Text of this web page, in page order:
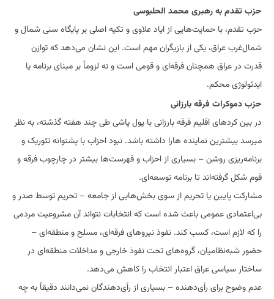
حزب تقدم به رهبری محمد الحلبوسی
حزب تقدم، با حمایت‌هایی از ایاد علاوی و تکیه اصلی بر پایگاه سنی شمال و
شمال‌غرب عراق، یکی از بازیگران مهم است. این نشان می‌دهد که توازن
قدرت در عراق همچنان فرقه‌ای و قومی است و نه لزوماً بر مبنای برنامه یا
ایدئولوژی محکم.
حزب دموکرات فرقه بارزانی
در بین کردهای اقلیم فرقه بارزانی با پول پاشی طی چند هفته گذشته، به نظر
میرسد بیشترین نماینده هارا داشته باشد. نبود احزاب با پشتوانه تئوریک و
برنامه‌ریزی روشن – بسیاری از احزاب و فهرست‌ها بیشتر در چارچوب فرقه و
قوم شکل گرفته‌اند تا برنامه توسعه‌ای.
مشارکت پایین یا تحریم از سوی بخش‌هایی از جامعه – تحریم توسط صدر و
بی‌اعتمادی عمومی باعث شده است که انتخابات نتواند آن مشروعیت مردمی
را که لازم است، کسب کند. نفوذ نیروهای فرقه‌ای، مسلح و منطقه‌ای –
حضور شبه‌نظامیان، گروه‌های تحت نفوذ خارجی و مداخلات منطقه‌ای در
ساختار سیاسی عراق اعتبار انتخاب را کاهش می‌دهد.
عدم وضوح برای رأی‌دهنده – بسیاری از رأی‌دهندگان نمی‌دانند دقیقاً به چه